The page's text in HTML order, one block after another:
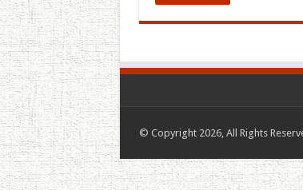
© Copyright 2026, All Rights